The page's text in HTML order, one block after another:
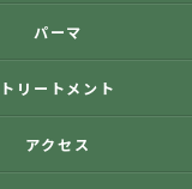
パーマ
トリートメント
アクセス